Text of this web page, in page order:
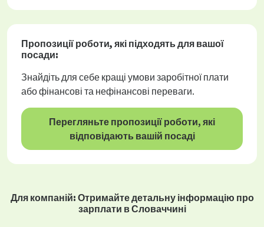
Пропозиції роботи, які підходять для вашої
посади:
Знайдіть для себе кращі умови заробітної плати
або фінансові та нефінансові переваги.
Перегляньте пропозиції роботи, які
відповідають вашій посаді
Для компаній: Отримайте детальну інформацію про
зарплати в Словаччині